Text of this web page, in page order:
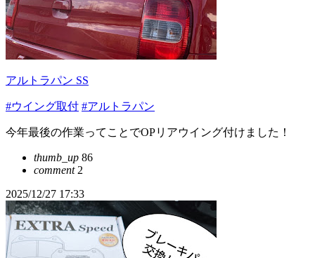
アルトラパン SS
#ウイング取付 #アルトラパン
今年最後の作業ってことでOPリアウイング付けました！
thumb_up 86
comment2
2025/12/27 17:33